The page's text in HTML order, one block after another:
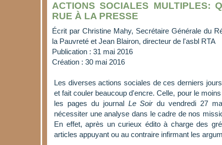
ACTIONS SOCIALES MULTIPLES:
RUE À LA PRESSE
Écrit par Christine Mahy, Secrétaire Générale du
la Pauvreté et Jean Blairon, directeur de l'asbl RTA
Publication : 31 mai 2016
Création : 30 mai 2016
Les diverses actions sociales de ces derniers
et fait couler beaucoup d'encre. Celle, pour le
les pages du journal Le Soirdu vendredi 27
nécessiter une analyse dans le cadre de nos
En effet, après un curieux édito à charge des
articles appuyant ou au contraire infirmant les